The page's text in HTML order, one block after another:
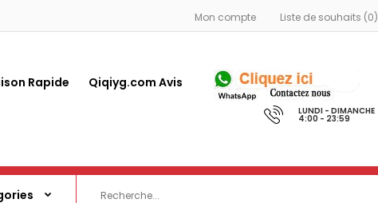
Mon compte Liste de souhaits (0)
Rapide Qiqiyg.com Avis
LUNDI - DIMANCHE
4:00 - 23:59